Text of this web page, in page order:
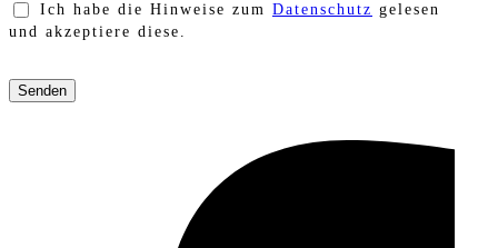
Ich habe die Hinweise zum Datenschutz gelesen
und akzeptiere diese.
lasse